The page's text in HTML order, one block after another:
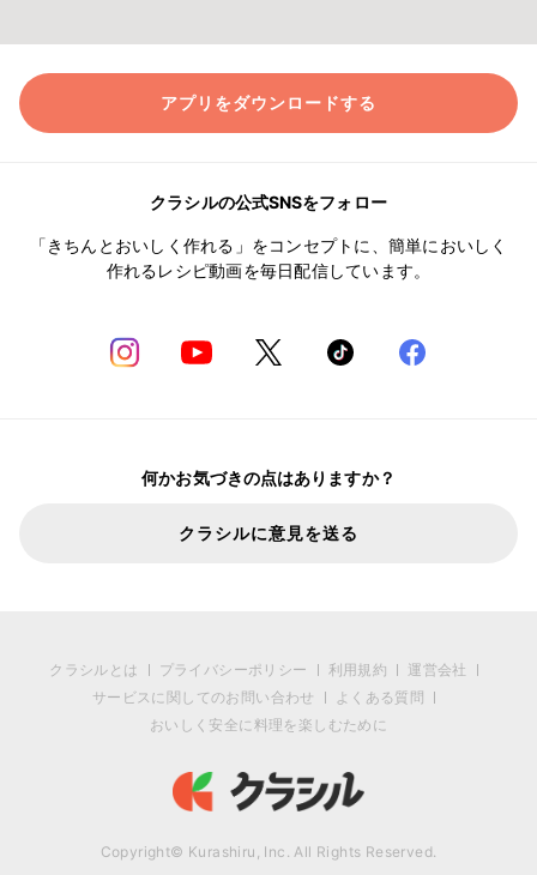
アプリをダウンロードする
クラシルの公式SNSをフォロー
「きちんとおいしく作れる」をコンセプトに、簡単においしく
作れるレシピ動画を毎日配信しています。
何かお気づきの点はありますか？
クラシルに意見を送る
クラシルとは プライバシーポリシー 利用規約
運営会社
サービスに関してのお問い合わせ
よくある質問
おいしく安全に料理を楽しむために
Copyright© Kurashiru, Inc. All Rights Reserved.